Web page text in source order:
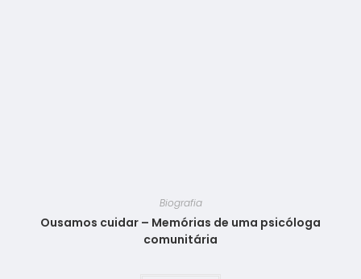
Biografia
Ousamos cuidar – Memórias de uma psicóloga
comunitária